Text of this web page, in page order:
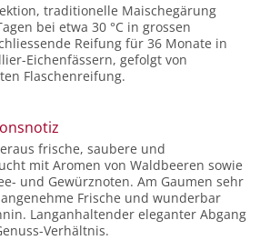
traditionelle Maischegärung
bei etwa 30 °C in grossen
Reifung für 36 Monate in
Eichenfässern, gefolgt von
Flaschenreifung.
frische, saubere und
mit Aromen von Waldbeeren sowie
und Gewürznoten. Am Gaumen sehr
Frische und wunderbar
Langanhaltender eleganter Abgang
Verhältnis.